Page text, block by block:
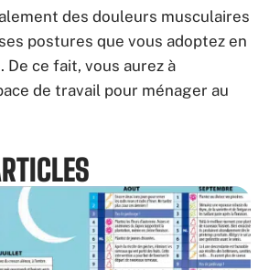
des douleurs musculaires
postures que vous adoptez en
De ce fait, vous aurez à
de travail pour ménager au